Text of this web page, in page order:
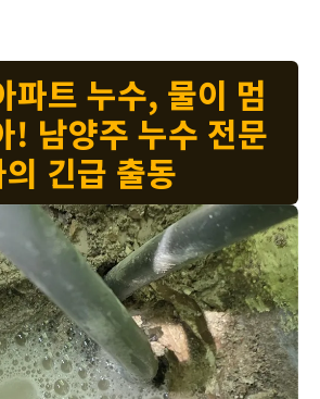
파트 누수, 물이 멈
! 남양주 누수 전문
긴급 출동